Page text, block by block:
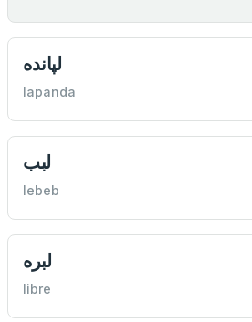
لپانده
lapanda
لبب
lebeb
لبره
libre